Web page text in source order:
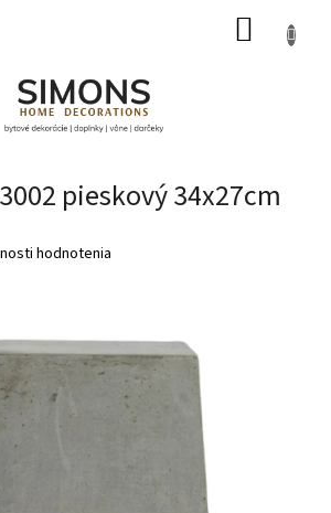
pieskový 34x27cm
hodnotenia